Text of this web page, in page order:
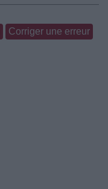
Corriger une erreur